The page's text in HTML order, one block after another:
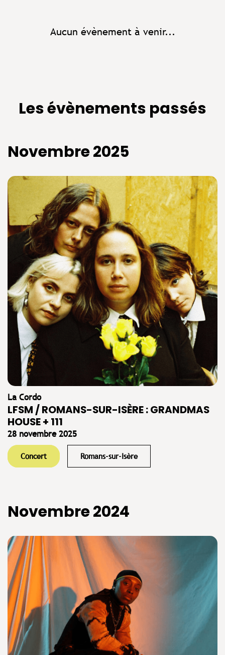
Aucun évènement à venir...
Les évènements passés
Novembre 2025
La Cordo
LFSM / ROMANS-SUR-ISÈRE : GRANDMAS
HOUSE + 111
28 novembre 2025
Concert Romans-sur-Isère
Novembre 2024